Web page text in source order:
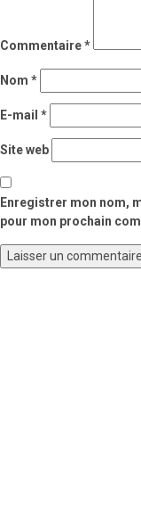
Commentaire*
Nom *
E-mail *
Site web
Enregistrer mon nom,
pour mon prochain